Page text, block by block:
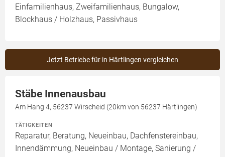
Einfamilienhaus, Zweifamilienhaus, Bungalow,
Blockhaus / Holzhaus, Passivhaus
Jetzt Betriebe für in Härtlingen vergleichen
Stäbe Innenausbau
Am Hang 4, 56237 Wirscheid (20km von 56237 Härtlingen)
TÄTIGKEITEN
Reparatur, Beratung, Neueinbau, Dachfenstereinbau,
Innendämmung, Neueinbau / Montage, Sanierung /